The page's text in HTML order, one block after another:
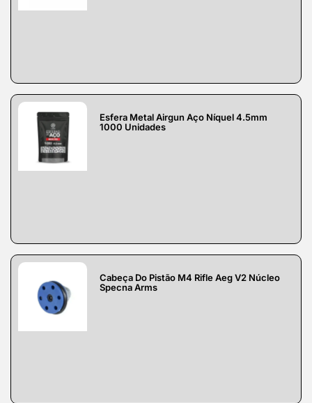
Esfera Metal Airgun Aço Níquel 4.5mm
1000 Unidades
Cabeça Do Pistão M4 Rifle Aeg V2 Núcleo
Specna Arms